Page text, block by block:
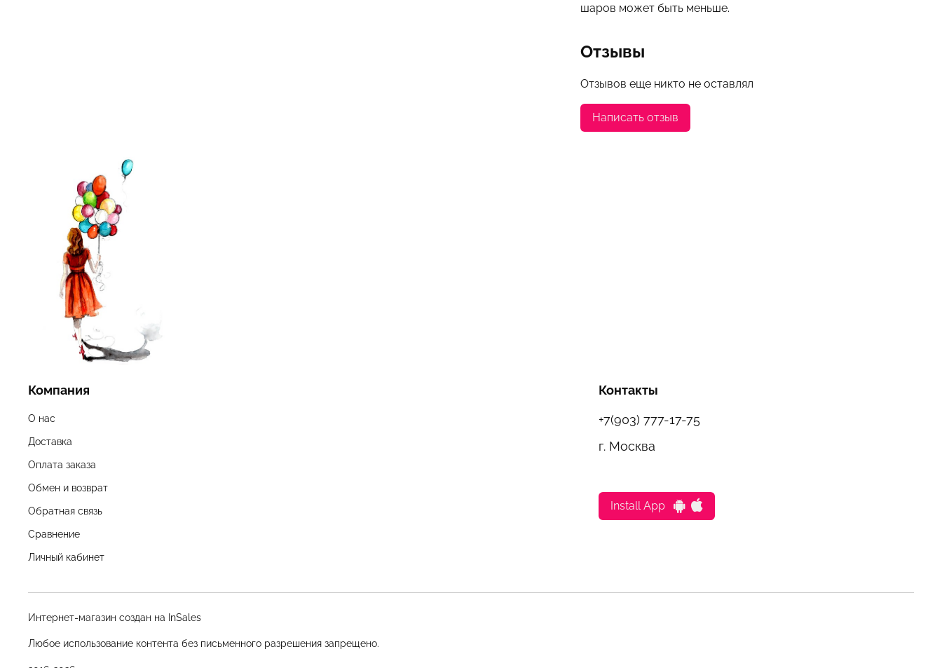
шаров может быть меньше.
Отзывы
Отзывов еще никто не оставлял
Написать отзыв
Компания
О нас
Доставка
Оплата заказа
Обмен и возврат
Обратная связь
Сравнение
Личный кабинет
Контакты
+7(903) 777-17-75
г. Москва
Install App
Интернет-магазин создан на InSales
Любое использование контента без письменного разрешения запрещено.